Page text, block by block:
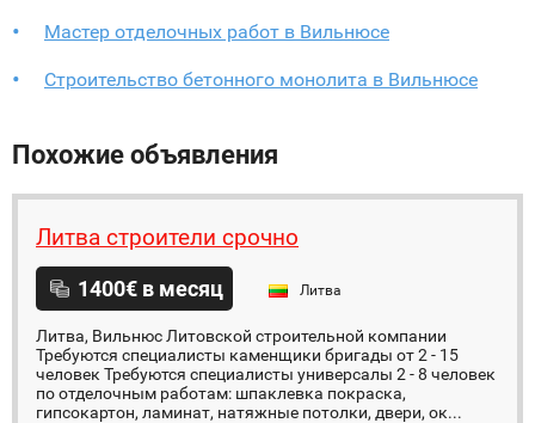
Мастер отделочных работ в Вильнюсе
Строительство бетонного монолита в Вильнюсе
Похожие объявления
Литва строители срочно
1400€ в месяц Литва
Литва, Вильнюс Литовской строительной компании
Требуются специалисты каменщики бригады от 2 - 15
человек Требуются специалисты универсалы 2 - 8 человек
по отделочным работам: шпаклевка покраска,
гипсокартон, ламинат, натяжные потолки, двери, ок...